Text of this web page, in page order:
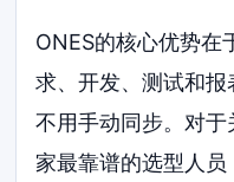
ONES的核心优势在
求、开发、测试和
不用手动同步。对
家最靠谱的选型人